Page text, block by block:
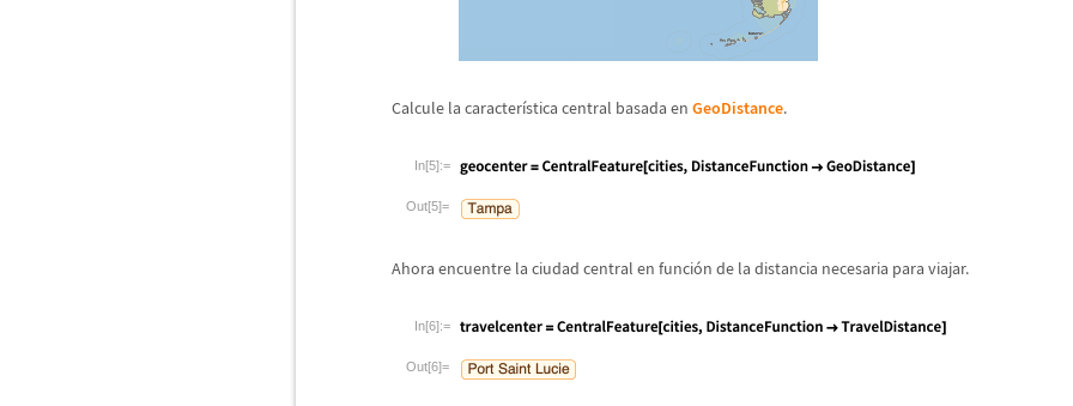
Calcule la característica central basada en GeoDistance.
In[5]:=
Out[5]=
Ahora encuentre la ciudad central en función de la distancia necesaria para viajar.
In[6]:=
Out[6]=